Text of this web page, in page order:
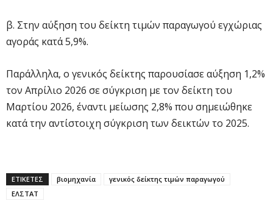
β. Στην αύξηση του δείκτη τιμών παραγωγού εγχώριας
αγοράς κατά 5,9%.
Παράλληλα, ο γενικός δείκτης παρουσίασε αύξηση 1,2%
τον Απρίλιο 2026 σε σύγκριση με τον δείκτη του
Μαρτίου 2026, έναντι μείωσης 2,8% που σημειώθηκε
κατά την αντίστοιχη σύγκριση των δεικτών το 2025.
ΕΤΙΚΕΤΕΣ βιομηχανία
γενικός δείκτης τιμών παραγωγού
ΕΛΣΤΑΤ